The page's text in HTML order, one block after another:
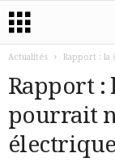
Actualités Rapport : la
Rapport :
pourrait